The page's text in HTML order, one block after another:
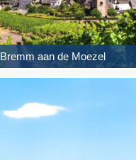
Bremm aan de Moezel